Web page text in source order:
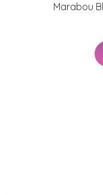
Marabou